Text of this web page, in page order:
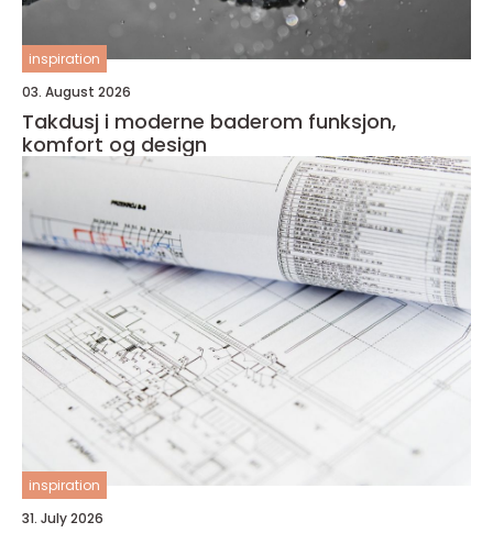
inspiration
03. August 2026
Takdusj i moderne baderom funksjon,
komfort og design
inspiration
31. July 2026